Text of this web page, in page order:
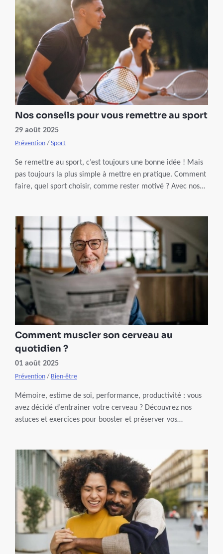
On vous explique comment agir pour vous préserver.
Nos conseils pour vous remettre au sport
29 août 2025
Prévention / Sport
Se remettre au sport, c’est toujours une bonne idée ! Mais
pas toujours la plus simple à mettre en pratique. Comment
faire, quel sport choisir, comme rester motivé ? Avec nos
Comment muscler son cerveau au
quotidien ?
01 août 2025
Prévention / Bien-être
Mémoire, estime de soi, performance, productivité : vous
avez décidé d’entrainer votre cerveau ? Découvrez nos
astuces et exercices pour booster et préserver vos